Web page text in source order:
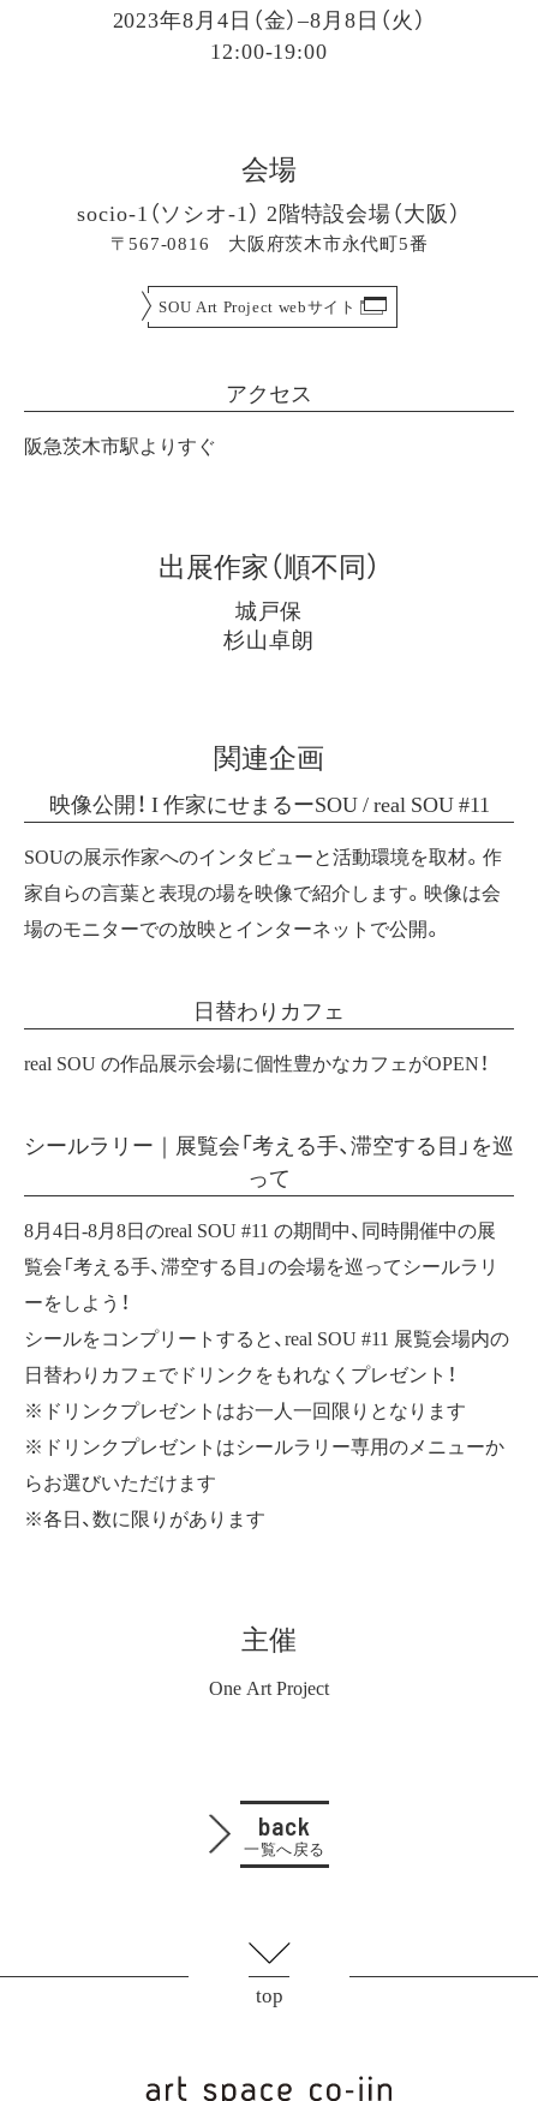
2023年8月4日（金）–8月8日（火）
12:00-19:00
会場
socio-1（ソシオ-1） 2階特設会場（大阪）
〒567-0816 大阪府茨木市永代町5番
SOU Art Project webサイト
アクセス
阪急茨木市駅よりすぐ
出展作家（順不同）
城戸保
杉山卓朗
関連企画
映像公開！ I 作家にせまるーSOU / real SOU #11
SOUの展示作家へのインタビューと活動環境を取材。作
家自らの言葉と表現の場を映像で紹介します。映像は会
場のモニターでの放映とインターネットで公開。
日替わりカフェ
real SOU の作品展示会場に個性豊かなカフェがOPEN！
シールラリー｜展覧会「考える手、滞空する目」を巡
って
8月4日-8月8日のreal SOU #11 の期間中、同時開催中の展
覧会「考える手、滞空する目」の会場を巡ってシールラリ
ーをしよう！
シールをコンプリートすると、real SOU #11 展覧会場内の
日替わりカフェでドリンクをもれなくプレゼント！
※ドリンクプレゼントはお一人一回限りとなります
※ドリンクプレゼントはシールラリー専用のメニューか
らお選びいただけます
※各日、数に限りがあります
主催
One Art Project
back
一覧へ戻る
top